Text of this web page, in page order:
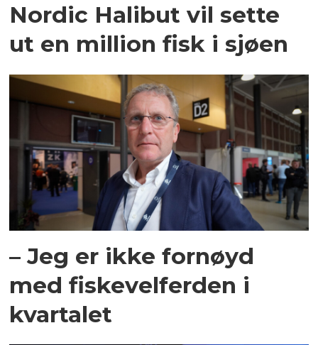
Nordic Halibut vil sette
ut en million fisk i sjøen
– Jeg er ikke fornøyd
med fiskevelferden i
kvartalet